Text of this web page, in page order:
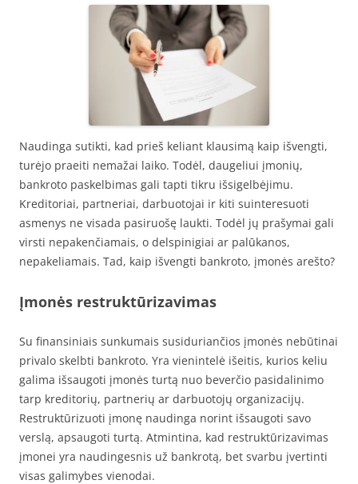
Naudinga sutikti, kad prieš keliant klausimą kaip išvengti,
turėjo praeiti nemažai laiko. Todėl, daugeliui įmonių,
bankroto paskelbimas gali tapti tikru išsigelbėjimu.
Kreditoriai, partneriai, darbuotojai ir kiti suinteresuoti
asmenys ne visada pasiruošę laukti. Todėl jų prašymai gali
virsti nepakenčiamais, o delspinigiai ar palūkanos,
nepakeliamais. Tad, kaip išvengti bankroto, įmonės arešto?
Įmonės restruktūrizavimas
Su finansiniais sunkumais susiduriančios įmonės nebūtinai
privalo skelbti bankroto. Yra vienintelė išeitis, kurios keliu
galima išsaugoti įmonės turtą nuo beverčio pasidalinimo
tarp kreditorių, partnerių ar darbuotojų organizacijų.
Restruktūrizuoti įmonę naudinga norint išsaugoti savo
verslą, apsaugoti turtą. Atmintina, kad restruktūrizavimas
įmonei yra naudingesnis už bankrotą, bet svarbu įvertinti
visas galimybes vienodai.